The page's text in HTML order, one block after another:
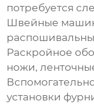
потребуется
Швейные
Раскройное
ножи,
установки